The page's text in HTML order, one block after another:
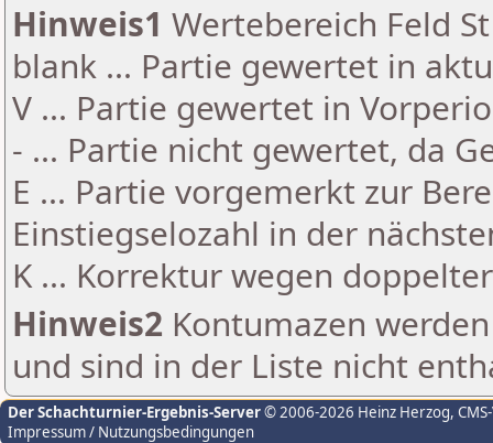
Hinweis1 Wertebereich Feld
blank ... Partie gewertet in
V ... Partie gewertet in
- ... Partie nicht gewertet, da
E ... Partie vorgemerkt zur
Einstiegselozahl in der
K ... Korrektur wegen
Hinweis2 Kontumazen
und sind in der Liste nicht
Der Schachturnier-Ergebnis-Server© 2006-2026 Heinz Herzog,
Impressum / Nutzungsbedingungen